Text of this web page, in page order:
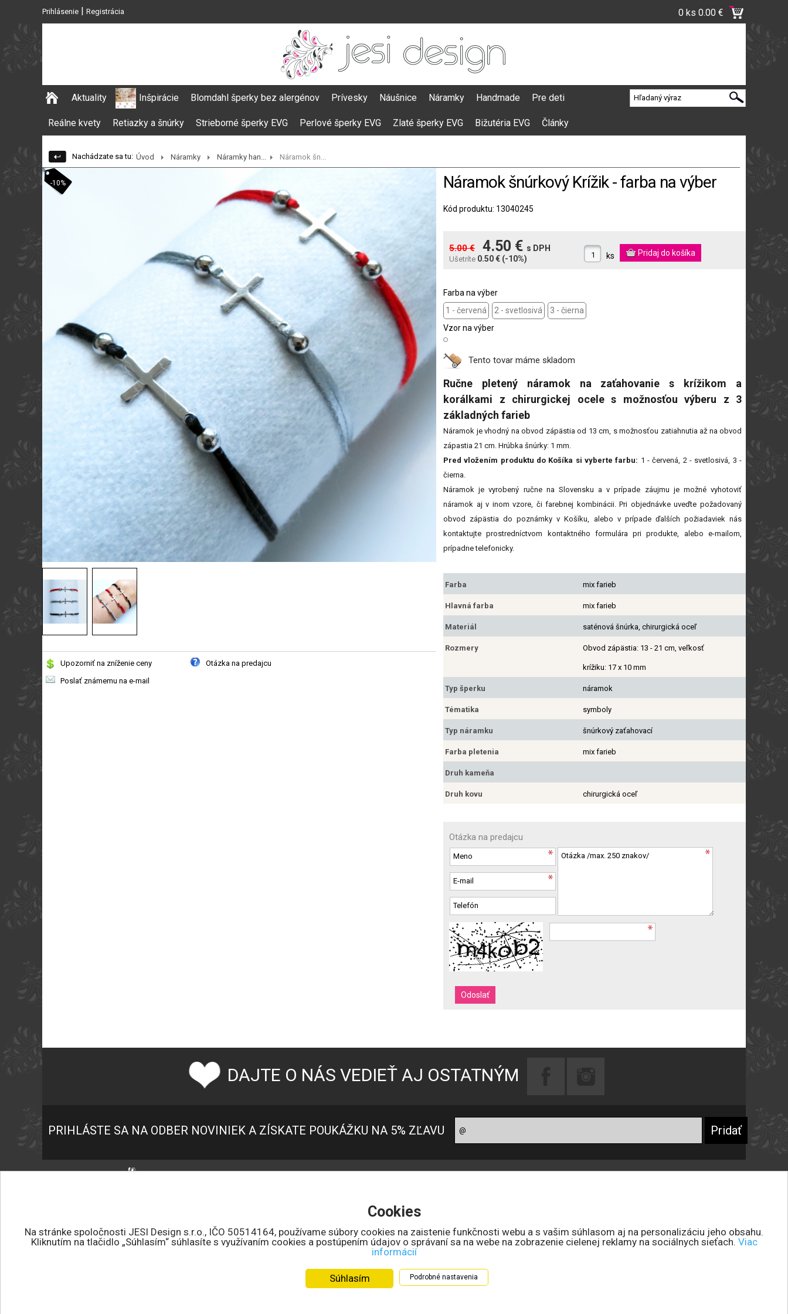
Cookies
Na stránke spoločnosti JESI Design s.r.o., IČO 50514164, používame súbory cookies na zaistenie funkčnosti webu a s vašim súhlasom aj na personalizáciu jeho obsahu.
Kliknutím na tlačidlo „Súhlasím“ súhlasíte s využívaním cookies a postúpením údajov o správaní sa na webe na zobrazenie cielenej reklamy na sociálnych sieťach. Viac
informácií
Súhlasím Podrobné nastavenia
Prihlásenie | Registrácia 0 ks 0.00 €
Aktuality Inšpirácie Blomdahl šperky bez alergénov Prívesky Náušnice Náramky Handmade Pre deti
Reálne kvety Retiazky a šnúrky Strieborné šperky EVG Perlové šperky EVG Zlaté šperky EVG Bižutéria EVG Články
Nachádzate sa tu: Úvod Náramky Náramky han... Náramok šn...
-10%
Upozorniť na zníženie ceny
Otázka na predajcu
Poslať známemu na e-mail
Náramok šnúrkový Krížik - farba na výber
Kód produktu: 13040245
5.00 € 4.50 € s DPH
Ušetríte 0.50 € (-10%) ks
Farba na výber
1 - červená
2 - svetlosivá
3 - čierna
Vzor na výber
Tento tovar máme skladom
Ručne pletený náramok na zaťahovanie s krížikom a
korálkami z chirurgickej ocele s možnosťou výberu z 3
základných farieb
Náramok je vhodný na obvod zápästia od 13 cm, s možnosťou zatiahnutia až na obvod
zápastia 21 cm. Hrúbka šnúrky: 1 mm.
Pred vložením produktu do Košíka si vyberte farbu: 1 - červená, 2 - svetlosivá, 3 -
čierna.
Náramok je vyrobený ručne na Slovensku a v prípade záujmu je možné vyhotoviť
náramok aj v inom vzore, či farebnej kombinácii. Pri objednávke uveďte požadovaný
obvod zápästia do poznámky v Košíku, alebo v prípade ďalších požiadaviek nás
kontaktujte prostredníctvom kontaktného formulára pri produkte, alebo e-mailom,
prípadne telefonicky.
Farba mix farieb
Hlavná farba mix farieb
Materiál saténová šnúrka, chirurgická oceľ
Rozmery Obvod zápästia: 13 - 21 cm, veľkosť
krížiku: 17 x 10 mm
Typ šperku náramok
Tématika symboly
Typ náramku šnúrkový zaťahovací
Farba pletenia mix farieb
Druh kameňa
Druh kovu chirurgická oceľ
Otázka na predajcu
DAJTE O NÁS VEDIEŤ AJ OSTATNÝM
PRIHLÁSTE SA NA ODBER NOVINIEK A ZÍSKATE POUKÁŽKU NA 5% ZĽAVU
jesidesign@jesidesign.sk
Obchodné podmienky
Puncový úrad SR
Elektronicke odstúpenie od zmluvy
Možnosti platby
Doprava a ceny
Reklamačné podmienky
Reklamačný formulár
Návod na starostlivosť o peňaženky
Návod na starostlivosť o kabelky